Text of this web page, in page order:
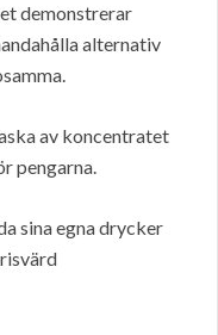
demonstrerar
alternativ
av koncentratet
pengarna.
sina egna drycker